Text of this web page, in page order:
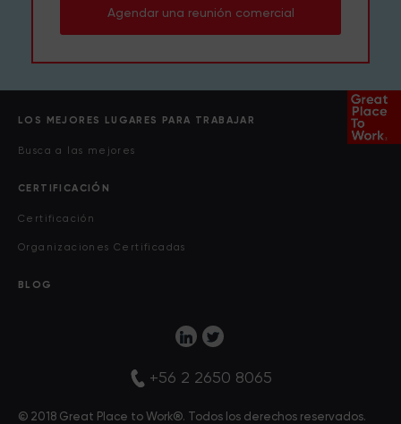
Agendar una reunión comercial
LOS MEJORES LUGARES PARA TRABAJAR
Busca a las mejores
CERTIFICACIÓN
Certificación
Organizaciones Certificadas
BLOG
+56 2 2650 8065
© 2018 Great Place to Work®. Todos los derechos reservados.